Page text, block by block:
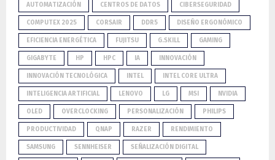
AUTOMATIZACIÓN CENTROS DE DATOS CIBERSEGURIDAD
COMPUTEX 2025 CORSAIR DDR5 DISEÑO ERGONÓMICO
EFICIENCIA ENERGÉTICA FUJITSU G.SKILL GAMING
GIGABYTE HP HPC IA INNOVACIÓN
INNOVACIÓN TECNOLÓGICA INTEL INTEL CORE ULTRA
INTELIGENCIA ARTIFICIAL LENOVO LG MSI NVIDIA
OLED OVERCLOCKING PERSONALIZACIÓN PHILIPS
PRODUCTIVIDAD QNAP RAZER RENDIMIENTO
SAMSUNG SENNHEISER SEÑALIZACIÓN DIGITAL